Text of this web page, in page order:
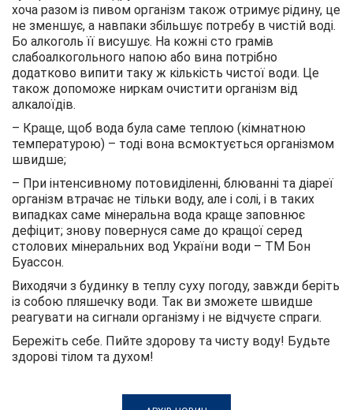
хоча разом із пивом організм також отримує рідину, це
не зменшує, а навпаки збільшує потребу в чистій воді.
Бо алкоголь її висушує. На кожні сто грамів
слабоалкогольного напою або вина потрібно
додатково випити таку ж кількість чистої води. Це
також допоможе ниркам очистити організм від
алкалоїдів.
– Краще, щоб вода була саме теплою (кімнатною
температурою) – тоді вона всмоктується організмом
швидше;
– При інтенсивному потовиділенні, блюванні та діареї
організм втрачає не тільки воду, але і солі, і в таких
випадках саме мінеральна вода краще заповнює
дефіцит; знову повернуся саме до кращої серед
столових мінеральних вод України води – ТМ Бон
Буассон.
Виходячи з будинку в теплу суху погоду, завжди беріть
із собою пляшечку води. Так ви зможете швидше
реагувати на сигнали організму і не відчуєте спраги.
Бережіть себе. Пийте здорову та чисту воду! Будьте
здорові тілом та духом!